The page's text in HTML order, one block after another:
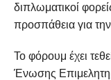
διπλωματικοί
προσπάθεια για
Το φόρουμ έχει
Ένωσης